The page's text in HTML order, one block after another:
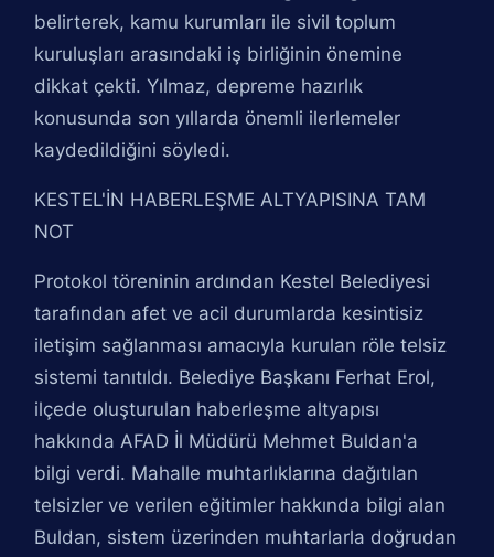
belirterek, kamu kurumları ile sivil toplum
kuruluşları arasındaki iş birliğinin önemine
dikkat çekti. Yılmaz, depreme hazırlık
konusunda son yıllarda önemli ilerlemeler
kaydedildiğini söyledi.
KESTEL'İN HABERLEŞME ALTYAPISINA TAM
NOT
Protokol töreninin ardından Kestel Belediyesi
tarafından afet ve acil durumlarda kesintisiz
iletişim sağlanması amacıyla kurulan röle telsiz
sistemi tanıtıldı. Belediye Başkanı Ferhat Erol,
ilçede oluşturulan haberleşme altyapısı
hakkında AFAD İl Müdürü Mehmet Buldan'a
bilgi verdi. Mahalle muhtarlıklarına dağıtılan
telsizler ve verilen eğitimler hakkında bilgi alan
Buldan, sistem üzerinden muhtarlarla doğrudan